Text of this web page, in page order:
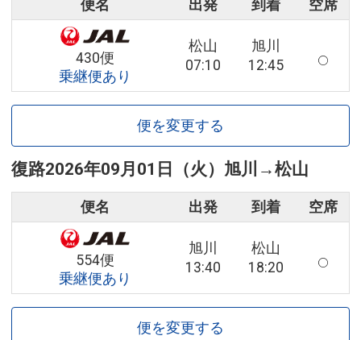
便名 出発 到着 空席
430便
乗継便あり
松山
07:10
旭川
12:45
便を変更する
復路2026年09月01日（火） 旭川 →松山
便名 出発 到着 空席
554便
乗継便あり
旭川
13:40
松山
18:20
便を変更する